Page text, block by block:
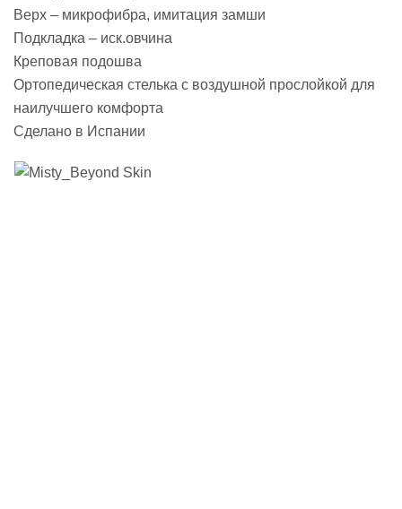
Верх – микрофибра, имитация замши
Подкладка – иск.овчина
Креповая подошва
Ортопедическая стелька с воздушной прослойкой для
наилучшего комфорта
Сделано в Испании